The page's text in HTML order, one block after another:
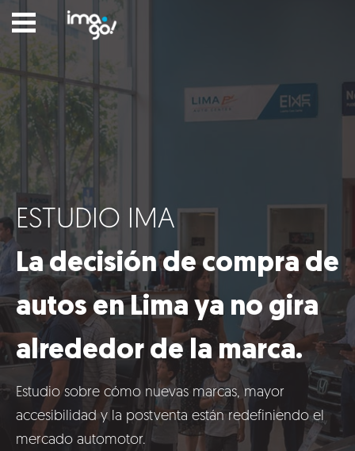
Nosotros
Clientes
Lo que hacemos
Blog
Talento
Conversemos
ESTUDIO IMA
La decisión de compra de
autos en Lima ya no gira
alrededor de la marca.
Estudio sobre cómo nuevas marcas, mayor
accesibilidad y la postventa están redefiniendo el
mercado automotor.